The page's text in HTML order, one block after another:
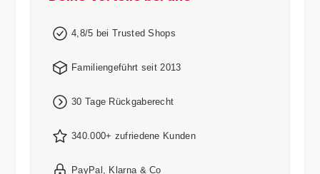
4,8/5 bei Trusted Shops
Familiengeführt seit 2013
30 Tage Rückgaberecht
340.000+ zufriedene Kunden
PayPal, Klarna & Co